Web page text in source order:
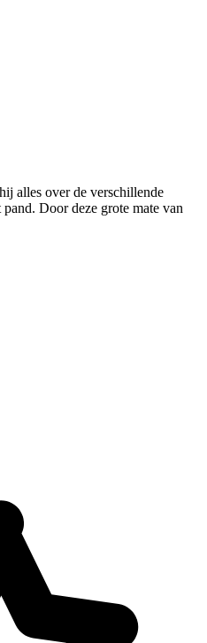
alles over de verschillende
Door deze grote mate van